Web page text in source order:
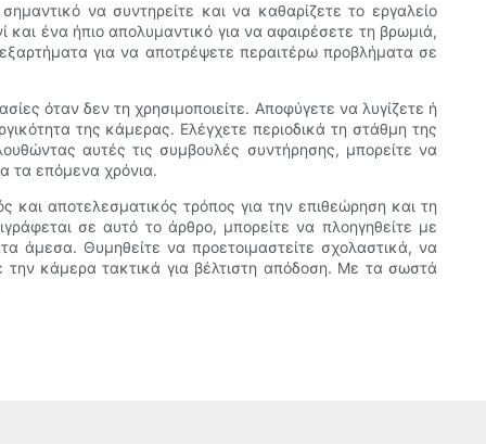
να συντηρείτε και να καθαρίζετε το εργαλείο
ένα ήπιο απολυμαντικό για να αφαιρέσετε τη βρωμιά,
για να αποτρέψετε περαιτέρω προβλήματα σε
όταν δεν τη χρησιμοποιείτε. Αποφύγετε να λυγίζετε ή
της κάμερας. Ελέγχετε περιοδικά τη στάθμη της
αυτές τις συμβουλές συντήρησης, μπορείτε να
τα επόμενα χρόνια.
αποτελεσματικός τρόπος για την επιθεώρηση και τη
σε αυτό το άρθρο, μπορείτε να πλοηγηθείτε με
άμεσα. Θυμηθείτε να προετοιμαστείτε σχολαστικά, να
κάμερα τακτικά για βέλτιστη απόδοση. Με τα σωστά